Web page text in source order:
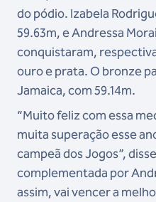
do pódio. Izabela
59.63m, e Andressa
conquistaram,
ouro e prata. O bronze
Jamaica, com 59.14m.
“Muito feliz com essa
muita superação esse
campeã dos Jogos”,
complementada por
assim, vai vencer a